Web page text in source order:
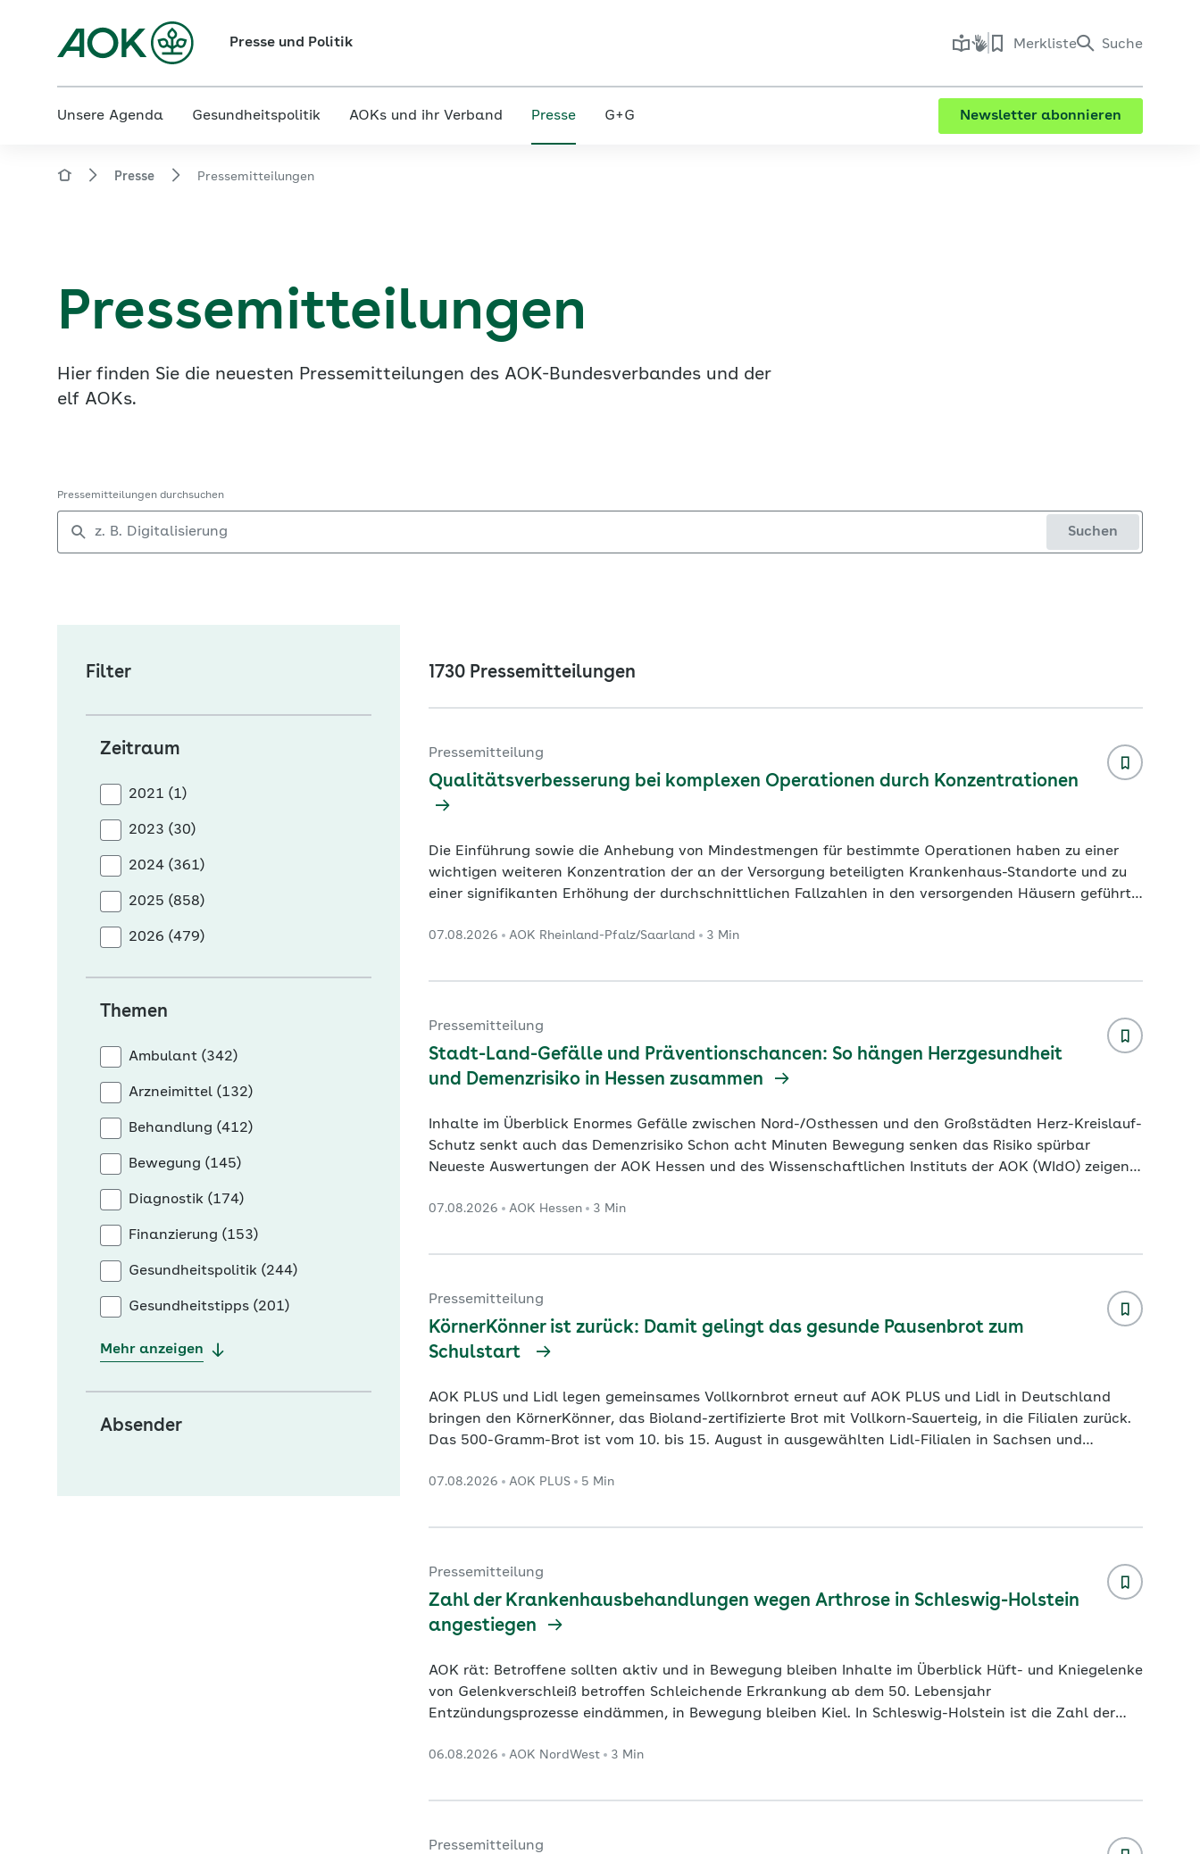
Presse und Politik Merkliste Suche
Unsere Agenda Gesundheitspolitik AOKs und ihr Verband Presse G+G Newsletter abonnieren
Presse Pressemitteilungen
Pressemitteilungen
Hier finden Sie die neuesten Pressemitteilungen des AOK-Bundesverbandes und der
elf AOKs.
Pressemitteilungen durchsuchen
Suchen
Filter
Zeitraum
2021 (1)
2023 (30)
2024 (361)
2025 (858)
2026 (479)
Themen
Ambulant (342)
Arzneimittel (132)
Behandlung (412)
Bewegung (145)
Diagnostik (174)
Finanzierung (153)
Gesundheitspolitik (244)
Gesundheitstipps (201)
Mehr anzeigen
Absender
1730 Pressemitteilungen
Pressemitteilung
Qualitätsverbesserung bei komplexen Operationen durch Konzentrationen
Die Einführung sowie die Anhebung von Mindestmengen für bestimmte Operationen haben zu einer
wichtigen weiteren Konzentration der an der Versorgung beteiligten Krankenhaus-Standorte und zu
einer signifikanten Erhöhung der durchschnittlichen Fallzahlen in den versorgenden Häusern geführt.
jetzt mit Daten für das Jahr 2024 aktualisiert worden ist. Der Qualitätsmonitor macht für insges
07.08.2026 AOK Rheinland-Pfalz/Saarland 3 Min
Pressemitteilung
Stadt-Land-Gefälle und Präventionschancen: So hängen Herzgesundheit
und Demenzrisiko in Hessen zusammen
Inhalte im Überblick Enormes Gefälle zwischen Nord-/Osthessen und den Großstädten Herz-Kreislauf-
Schutz senkt auch das Demenzrisiko Schon acht Minuten Bewegung senken das Risiko spürbar
Neueste Auswertungen der AOK Hessen und des Wissenschaftlichen Instituts der AOK (WIdO) zeigen
ist, droht bei den Demenzfällen bis zum Jahr 2060 ohne Gegenmaßnahmen ein Anstieg um 72
07.08.2026 AOK Hessen 3 Min
Pressemitteilung
KörnerKönner ist zurück: Damit gelingt das gesunde Pausenbrot zum
Schulstart
AOK PLUS und Lidl legen gemeinsames Vollkornbrot erneut auf AOK PLUS und Lidl in Deutschland
bringen den KörnerKönner, das Bioland-zertifizierte Brot mit Vollkorn-Sauerteig, in die Filialen zurück.
Das 500-Gramm-Brot ist vom 10. bis 15. August in ausgewählten Lidl-Filialen in Sachsen und
Impulse für eine gesunde Ernährung im Alltag. Besonders jetzt zum Start ins neue Schuljahr bietet sich
07.08.2026 AOK PLUS 5 Min
Pressemitteilung
Zahl der Krankenhausbehandlungen wegen Arthrose in Schleswig-Holstein
angestiegen
AOK rät: Betroffene sollten aktiv und in Bewegung bleiben Inhalte im Überblick Hüft- und Kniegelenke
von Gelenkverschleiß betroffen Schleichende Erkrankung ab dem 50. Lebensjahr
Entzündungsprozesse eindämmen, in Bewegung bleiben Kiel. In Schleswig-Holstein ist die Zahl der
AOK NordWest auf Basis aktueller Zahlen des Statistischen Bundesamtes hervor. Danach wurden im
06.08.2026 AOK NordWest 3 Min
Pressemitteilung